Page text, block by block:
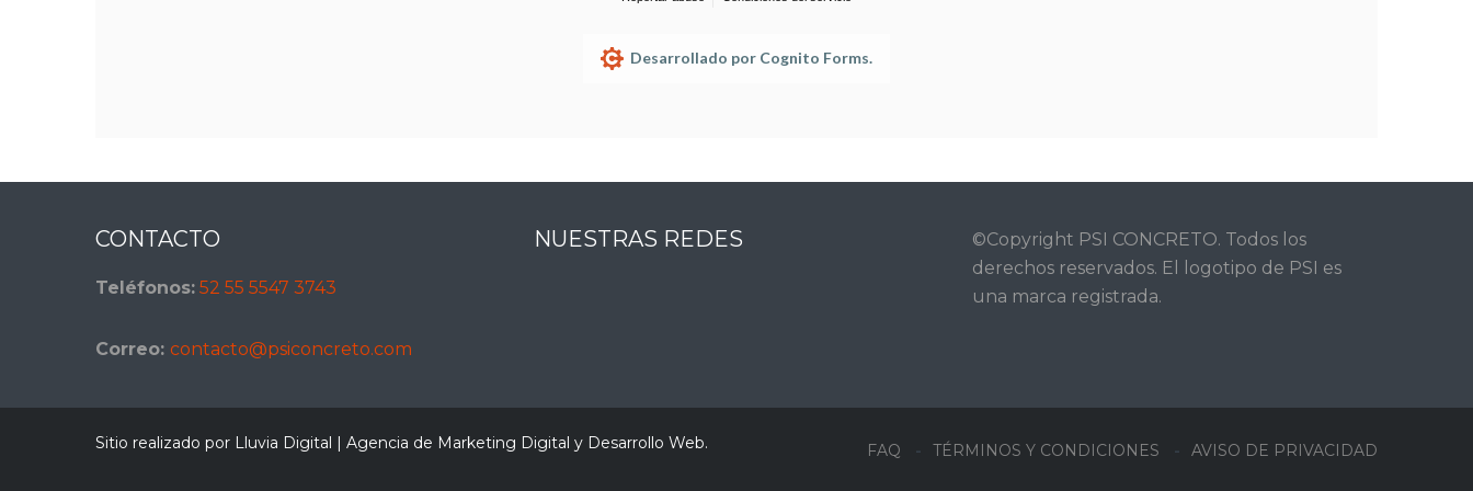
Desarrollado por Cognito Forms.
FooterCONTACTO
Teléfonos: 52 55 5547 3743
Correo: contacto@psiconcreto.com
NUESTRAS REDES
©Copyright PSI CONCRETO. Todos los
derechos reservados. El logotipo de PSI es
una marca registrada.
Sitio realizado por Lluvia Digital | Agencia de Marketing Digital y Desarrollo Web. FAQ TÉRMINOS Y CONDICIONES AVISO DE PRIVACIDAD